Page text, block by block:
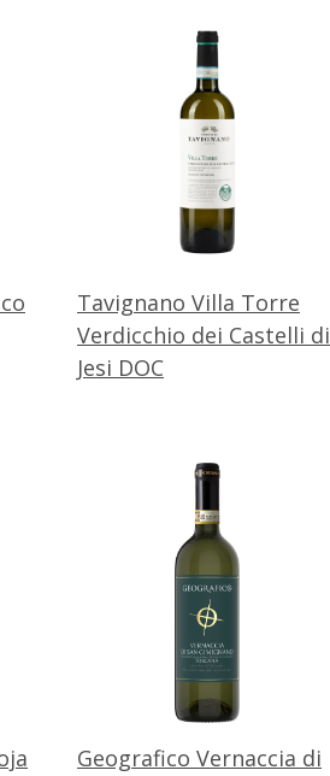
Tavignano Villa Torre
Verdicchio dei Castelli di
Jesi DOC
Geografico Vernaccia di